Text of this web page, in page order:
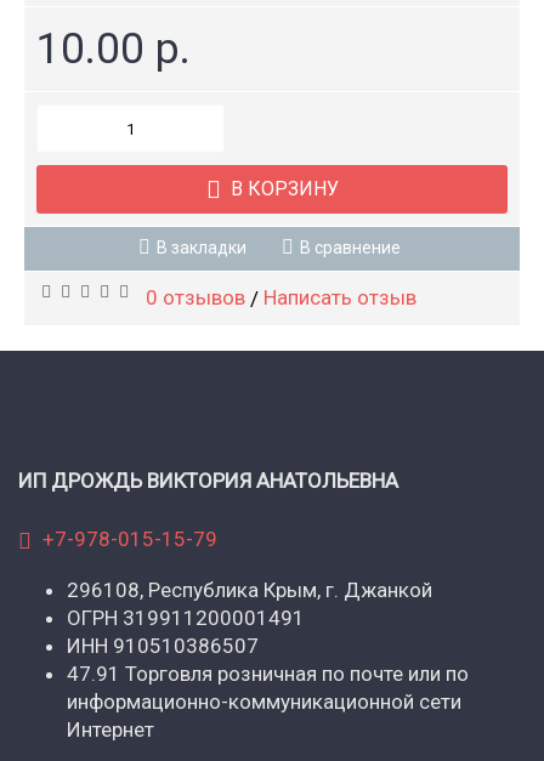
10.00 р.
В КОРЗИНУ
В закладки В сравнение
0 отзывов / Написать отзыв
ИП ДРОЖДЬ ВИКТОРИЯ АНАТОЛЬЕВНА
+7-978-015-15-79
296108, Республика Крым, г. Джанкой
ОГРН 319911200001491
ИНН 910510386507
47.91 Торговля розничная по почте или по
информационно-коммуникационной сети
Интернет